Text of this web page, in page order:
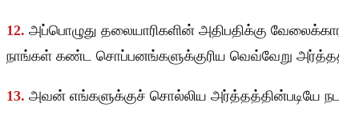
12. அப்பொழுது தலையாரிகளின் அதிபதிக்கு
நாங்கள் கண்ட சொப்பனங்களுக்குரிய வெவ்வேறு
13. அவன் எங்களுக்குச் சொல்லிய அர்த்தத்தின்படியே